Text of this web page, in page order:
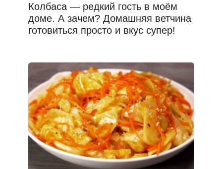
Колбаса — редкий гость в моём
доме. А зачем? Домашняя ветчина
готовиться просто и вкус супер!